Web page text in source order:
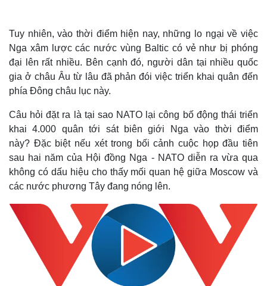
Tuy nhiên, vào thời điểm hiện nay, những lo ngại về việc
Nga xâm lược các nước vùng Baltic có vẻ như bị phóng
đại lên rất nhiều. Bên cạnh đó, người dân tại nhiều quốc
gia ở châu Âu từ lâu đã phản đói việc triển khai quân đến
phía Đông châu lục này.
Câu hỏi đặt ra là tại sao NATO lại công bố động thái triển
khai 4.000 quân tới sát biên giới Nga vào thời điểm
này? Đặc biệt nếu xét trong bối cảnh cuộc họp đầu tiên
sau hai năm của Hội đồng Nga - NATO diễn ra vừa qua
không có dấu hiệu cho thấy mối quan hệ giữa Moscow và
các nước phương Tây đang nóng lên.